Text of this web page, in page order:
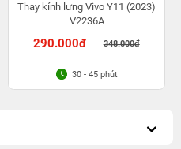
Thay kính lưng Vivo Y11 (2023)
V2236A
290.000đ 348.000đ
30 - 45 phút